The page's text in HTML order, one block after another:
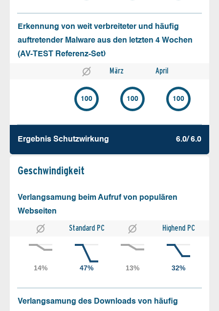
Erkennung von weit verbreiteter und häufig
auftretender Malware aus den letzten 4 Wochen
(AV-TEST Referenz-Set)
März April
100 100 100
Ergebnis Schutz­wirkung 6.0/ 6.0
Geschw­indigkeit
Verlangsamung beim Aufruf von populären
Webseiten
Standard PC Highend PC
Verlangsamung des Downloads von häufig